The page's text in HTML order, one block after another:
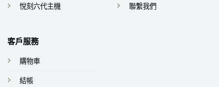
悅刻六代主機 聯繫我們
客戶服務
購物車
結帳